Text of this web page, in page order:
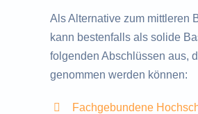
Als Alternative zum mittleren
kann bestenfalls als solide
folgenden Abschlüssen aus,
genommen werden können:
Fachgebundene